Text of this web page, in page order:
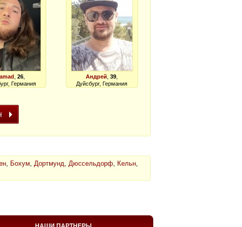
26,
Германия
Андрей ,39
Дуйсбург, Германия
, Бохум, Дортмунд, Дюссельдорф, Кельн,